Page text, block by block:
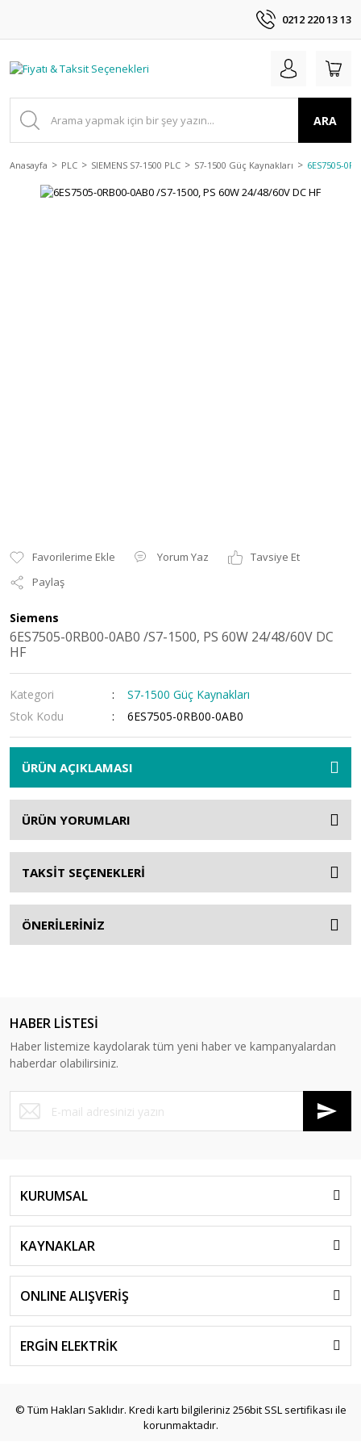
0212 220 13 13
ARA
Anasayfa PLC SIEMENS S7-1500 PLC S7-1500 Güç Kaynakları 6ES7505-
Yorum Yaz
Tavsiye Et
Paylaş
Siemens
6ES7505-0RB00-0AB0 /S7-1500, PS 60W 24/48/60V DC
HF
Kategori
S7-1500 Güç Kaynakları
Stok Kodu
6ES7505-0RB00-0AB0
ÜRÜN AÇIKLAMASI
ÜRÜN YORUMLARI
TAKSİT SEÇENEKLERİ
ÖNERİLERİNİZ
HABER LİSTESİ
Haber listemize kaydolarak tüm yeni haber ve kampanyalardan
haberdar olabilirsiniz.
KURUMSAL
KAYNAKLAR
ONLINE ALIŞVERİŞ
ERGİN ELEKTRİK
© Tüm Hakları Saklıdır. Kredi kartı bilgileriniz 256bit SSL sertifikası ile
korunmaktadır.